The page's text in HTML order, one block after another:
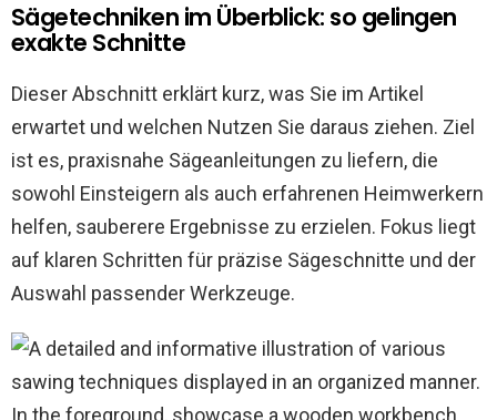
Sägetechniken im Überblick: so gelingen
exakte Schnitte
Dieser Abschnitt erklärt kurz, was Sie im Artikel
erwartet und welchen Nutzen Sie daraus ziehen. Ziel
ist es, praxisnahe Sägeanleitungen zu liefern, die
sowohl Einsteigern als auch erfahrenen Heimwerkern
helfen, sauberere Ergebnisse zu erzielen. Fokus liegt
auf klaren Schritten für präzise Sägeschnitte und der
Auswahl passender Werkzeuge.